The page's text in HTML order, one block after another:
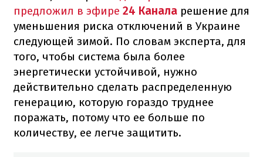
предложил в эфире 24 Канала решение для
уменьшения риска отключений в Украине
следующей зимой. По словам эксперта, для
того, чтобы система была более
энергетически устойчивой, нужно
действительно сделать распределенную
генерацию, которую гораздо труднее
поражать, потому что ее больше по
количеству, ее легче защитить.